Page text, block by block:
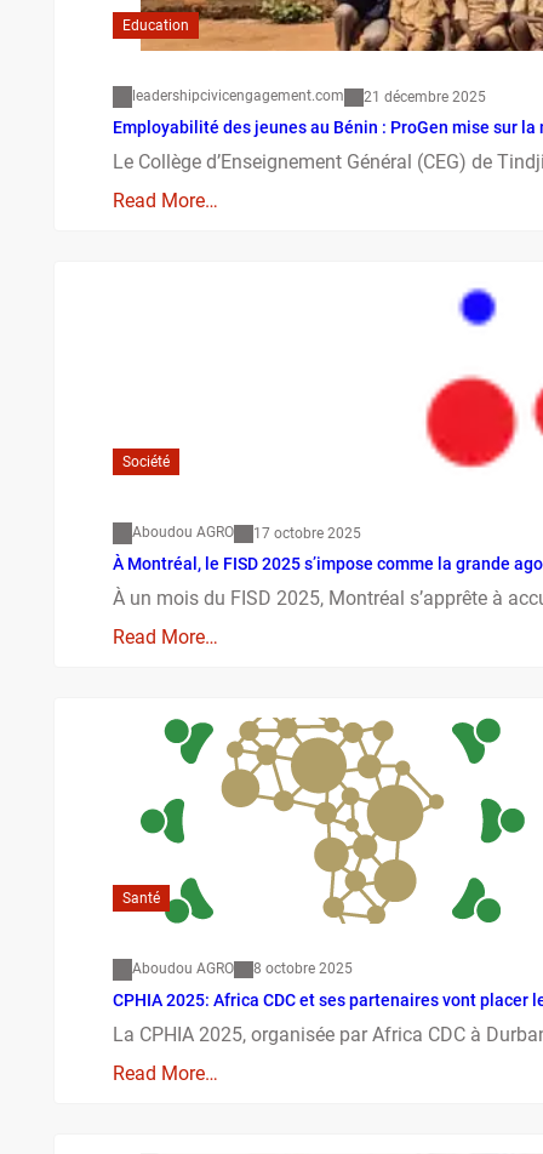
Education
leadershipcivicengagement.com 21 décembre 2025
Employabilité des jeunes au Bénin : ProGen mise sur
Le Collège d’Enseignement Général (CEG) de
Read More…
Société
Aboudou AGRO 17 octobre 2025
À Montréal, le FISD 2025 s’impose comme la grande
À un mois du FISD 2025, Montréal s’apprête à
Read More…
Santé
Aboudou AGRO 8 octobre 2025
CPHIA 2025: Africa CDC et ses partenaires vont
La CPHIA 2025, organisée par Africa CDC à
Read More…